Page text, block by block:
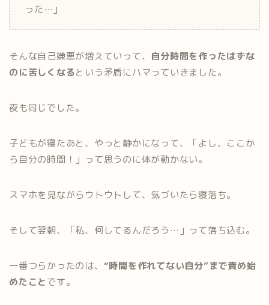
った…」
そんな自己嫌悪が増えていって、 自分時間を作ったはずな
のに苦しくなるという矛盾にハマっていきました。
夜も同じでした。
子どもが寝たあと、やっと静かになって、「よし、ここか
ら自分の時間！」って思うのに体が動かない。
スマホを見ながらウトウトして、気づいたら寝落ち。
そして翌朝、「私、何してるんだろう…」って落ち込む。
一番つらかったのは、 “時間を作れてない自分”まで責め始
めたことです。